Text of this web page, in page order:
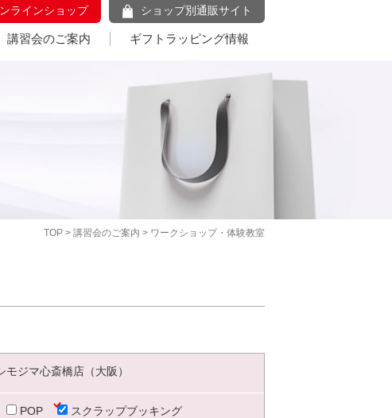
ラインショップ ショップ別通販サイト
講習会のご案内 ギフトラッピング情報
TOP > 講習会のご案内 > ワークショップ・体験教室
モジマ心斎橋店（大阪）
POP
スクラップブッキング